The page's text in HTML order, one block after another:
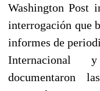
Washington Post
interrogación que
informes de
Internacional
documentaron